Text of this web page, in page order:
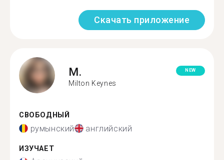
Скачать приложение
M.
Milton Keynes
NEW
СВОБОДНЫЙ
румынский английский
ИЗУЧАЕТ